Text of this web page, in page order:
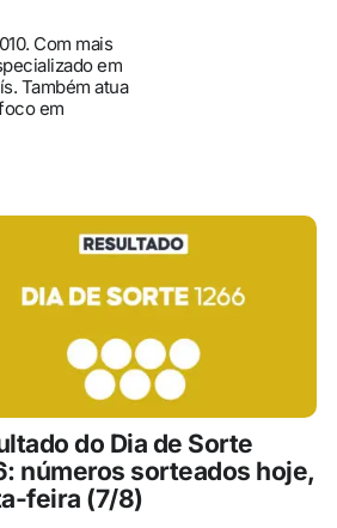
Com mais
em
Também atua
em
do Dia de Sorte
números sorteados hoje,
feira (7/8)